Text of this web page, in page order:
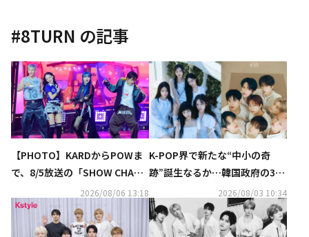
#8TURN の記事
【PHOTO】KARDからPOWま
で、8/5放送の「SHOW CHAMP
2026/08/06 13:18
K-POP界で新たな“中小の奇
跡”誕生なるか…韓国政府の3億
ウォン支援に関心高まる理由と
は
2026/08/03 10:34